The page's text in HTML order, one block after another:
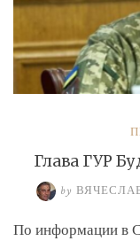
Глава ГУР
by
По информации в